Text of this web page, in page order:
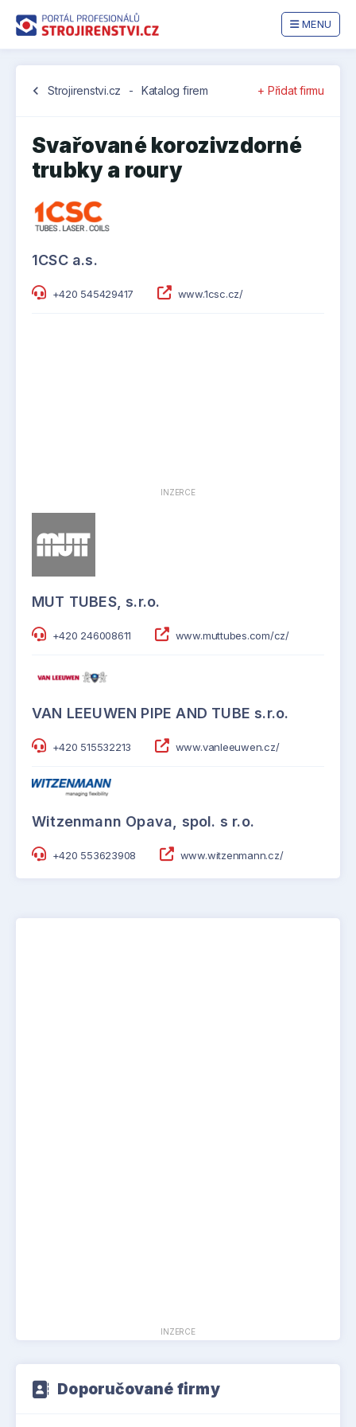
MENU
chevron_left Strojirenstvi.cz - Katalog firem + Přidat firmu
Svařované korozivzdorné
trubky a roury
1CSC a.s.
+420 545429417 www.1csc.cz/
INZERCE
MUT TUBES, s.r.o.
+420 246008611 www.muttubes.com/cz/
VAN LEEUWEN PIPE AND TUBE s.r.o.
+420 515532213 www.vanleeuwen.cz/
Witzenmann Opava, spol. s r.o.
+420 553623908 www.witzenmann.cz/
INZERCE
Doporučované firmy